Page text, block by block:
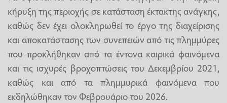
κήρυξη της περιοχής σε κατάσταση έκτακτης ανάγκης,
καθώς δεν έχει ολοκληρωθεί το έργο της διαχείρισης
και αποκατάστασης των συνεπειών από τις πλημμύρες
που προκλήθηκαν από τα έντονα καιρικά φαινόμενα
και τις ισχυρές βροχοπτώσεις του Δεκεμβρίου 2021,
καθώς και από τα πλημμυρικά φαινόμενα που
εκδηλώθηκαν τον Φεβρουάριο του 2026.